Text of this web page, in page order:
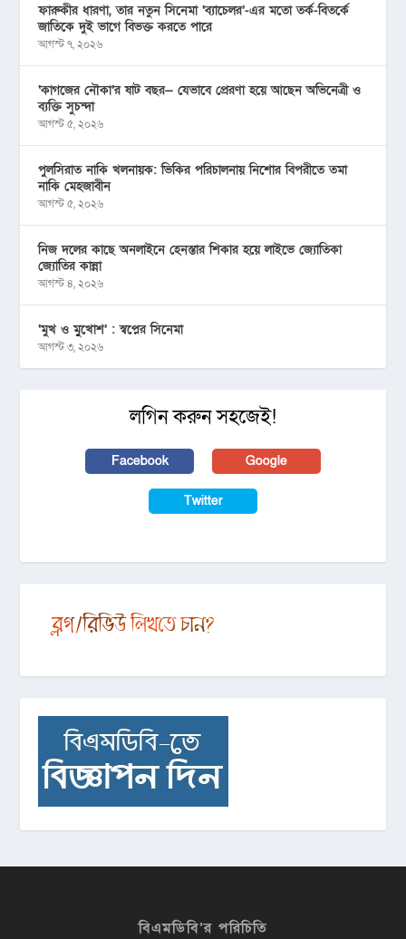
ফারুকীর ধারণা, তার নতুন সিনেমা ‘ব্যাচেলর’-এর মতো তর্ক-বিতর্কে
জাতিকে দুই ভাগে বিভক্ত করতে পারে
আগস্ট ৭, ২০২৬
‘কাগজের নৌকা’র ষাট বছর— যেভাবে প্রেরণা হয়ে আছেন অভিনেত্রী ও
ব্যক্তি সুচন্দা
আগস্ট ৫, ২০২৬
পুলসিরাত নাকি খলনায়ক: ভিকির পরিচালনায় নিশোর বিপরীতে তমা
নাকি মেহজাবীন
আগস্ট ৫, ২০২৬
নিজ দলের কাছে অনলাইনে হেনস্তার শিকার হয়ে লাইভে জ্যোতিকা
জ্যোতির কান্না
আগস্ট ৪, ২০২৬
‘মুখ ও মু্খোশ’ : স্বপ্নের সিনেমা
আগস্ট ৩, ২০২৬
লগিন করুন সহজেই!
Facebook Google
Twitter
বিএমডিবি’র পরিচিতি